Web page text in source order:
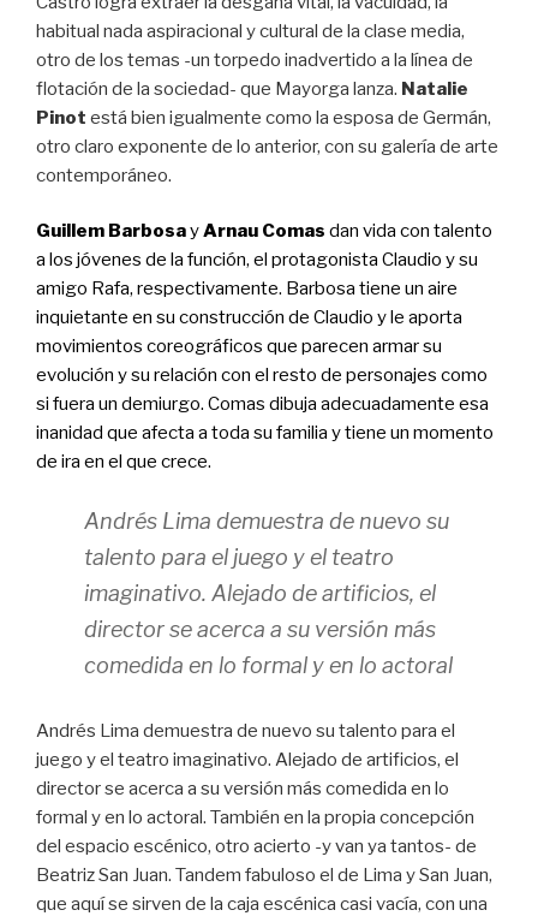
habitual nada aspiracional y cultural de la clase media,
otro de los temas -un torpedo inadvertido a la línea de
flotación de la sociedad- que Mayorga lanza. Natalie
Pinot está bien igualmente como la esposa de Germán,
otro claro exponente de lo anterior, con su galería de arte
contemporáneo.
Guillem BarbosayArnau Comas dan vida con talento
a los jóvenes de la función, el protagonista Claudio y su
amigo Rafa, respectivamente. Barbosa tiene un aire
inquietante en su construcción de Claudio y le aporta
movimientos coreográficos que parecen armar su
evolución y su relación con el resto de personajes como
si fuera un demiurgo. Comas dibuja adecuadamente esa
inanidad que afecta a toda su familia y tiene un momento
de ira en el que crece.
Andrés Lima demuestra de nuevo su
talento para el juego y el teatro
imaginativo. Alejado de artificios, el
director se acerca a su versión más
comedida en lo formal y en lo actoral
Andrés Lima demuestra de nuevo su talento para el
juego y el teatro imaginativo. Alejado de artificios, el
director se acerca a su versión más comedida en lo
formal y en lo actoral. También en la propia concepción
del espacio escénico, otro acierto -y van ya tantos- de
Beatriz San Juan. Tandem fabuloso el de Lima y San Juan,
que aquí se sirven de la caja escénica casi vacía, con una